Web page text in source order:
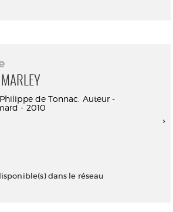
de Tonnac. Auteur -
- 2010
dans le réseau